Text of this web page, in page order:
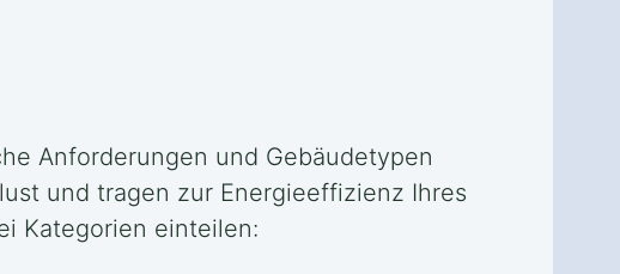
Anforderungen und Gebäudetypen
und tragen zur Energieeffizienz Ihres
Kategorien einteilen: